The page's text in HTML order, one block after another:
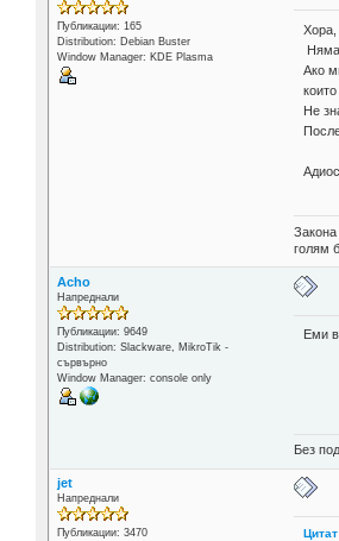
Публикации: 165
Distribution: Debian Buster
Window Manager: KDE Plasma
Хора,
Ако
Не
голям
Acho
Напреднали
Публикации: 9649
Distribution: Slackware, MikroTik -
сървърно
Window Manager: console only
Еми
Без
jet
Напреднали
Публикации: 3470